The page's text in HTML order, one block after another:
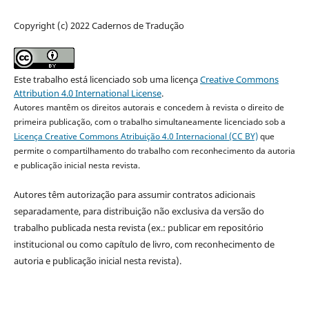
Copyright (c) 2022 Cadernos de Tradução
Este trabalho está licenciado sob uma licençaCreative Commons
Attribution 4.0 International License.
Autores mantêm os direitos autorais e concedem à revista o direito de
primeira publicação, com o trabalho simultaneamente licenciado sob a
Licença Creative Commons Atribuição 4.0 Internacional (CC BY)que
permite o compartilhamento do trabalho com reconhecimento da autoria
e publicação inicial nesta revista.
Autores têm autorização para assumir contratos adicionais
separadamente, para distribuição não exclusiva da versão do
trabalho publicada nesta revista (ex.: publicar em repositório
institucional ou como capítulo de livro, com reconhecimento de
autoria e publicação inicial nesta revista).